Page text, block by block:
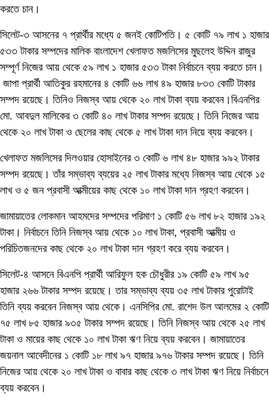
করতে চান।
সিলেট-৩ আসনের ৭ প্রার্থীর মধ্যে ৫ জনই কোটিপতি। ৫ কোটি ৭৯ লাখ ১ হাজার
৫৩৩ টাকার সম্পদের মালিক বাংলাদেশ খেলাফত মজলিসের মুছলেহ উদ্দিন রাজুর
সম্পূর্ণ নিজের আয় থেকে ৫৯ লাখ ১ হাজার ৫৩৩ টাকা নির্বাচনে ব্যয় করতে চান।
জাপা প্রার্থী আতিকুর রহমানের ৪ কোটি ৬৬ লাখ ৪৯ হাজার ৮৩৩ কোটি টাকার
সম্পদ রয়েছে। তিনিও নিজস্ব আয় থেকে ২০ লাখ টাকা ব্যয় করবেন।বিএনপির
মো. আবদুল মালিকের ৩ কোটি ৪০ লাখ টাকার সম্পদ রয়েছে। তিনি নিজের আয়
থেকে ২০ লাখ টাকা ও ছেলের কাছ থেকে ৫ লাখ টাকা দান নিয়ে ব্যয় করবেন।
খেলাফত মজলিসের দিলওয়ার হোসাইনের ৩ কোটি ৬ লাখ ৪৮ হাজার ৯৯২ টাকার
সম্পদ রয়েছে। তাঁর সম্ভাব্য ব্যয়ের ২৫ লাখ টাকার মধ্যে নিজস্ব আয় থেকে ১৫
লাখ ও ৫ জন প্রবাসী আত্মীয়ের কাছ থেকে ১০ লাখ টাকা দান গ্রহণ করবেন।
জামায়াতের লোকমান আহমদের সম্পদের পরিমাণ ১ কোটি ৫৬ লাখ ৮২ হাজার ১৯২
টাকা। নির্বাচনে তিনি নিজস্ব আয় থেকে ১০ লাখ টাকা, প্রবাসী আত্মীয় ও
পরিচিতজনদের কাছ থেকে ২০ লাখ টাকা দান গ্রহণ করে ব্যয় করবেন।
সিলেট-৪ আসনে বিএনপি প্রার্থী আরিফুল হক চৌধুরীর ১৯ কোটি ৫৯ লাখ ৯৫
হাজার ২৬৬ টাকার সম্পদ রয়েছে। তার সম্ভাব্য ব্যয় ৩৫ লাখ টাকার পুরোটাই
তিনি ব্যয় করবেন নিজস্ব আয় থেকে। এনসিপির মো. রাশেদ উল আলমের ২ কোটি
৭৫ লাখ ৮৫ হাজার ৯৩৫ টাকার সম্পদ রয়েছে। তিনি নিজস্ব আয় থেকে ২৫ লাখ
টাকা ও মায়ের কাছ থেকে ১০ লাখ টাকা ঋণ নিয়ে ব্যয় করবেন। জামায়াতের
জয়নাল আবেদীনের ১ কোটি ১৮ লাখ ৯৭ হাজার ৯৭৬ টাকার সম্পদ রয়েছে। তিনি
নিজের আয় থেকে ২০ লাখ টাকা ও বাবার কাছ থেকে ৩ লাখ টাকা ঋণ নিয়ে নির্বাচনে
ব্যয় করবেন।